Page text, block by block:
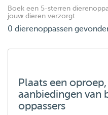
Boek een 5-sterren
jouw dieren verzorgt
0 dierenoppassen
Plaats een
aanbiedingen van
oppassers